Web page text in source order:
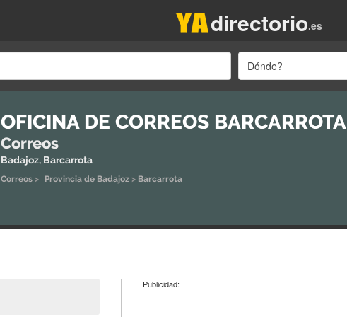
.es
directorio
Dónde?
OFICINA DE CORREOS BARCARROTA
Correos
Badajoz, Barcarrota
Correos > Provincia de Badajoz > Barcarrota
Publicidad: